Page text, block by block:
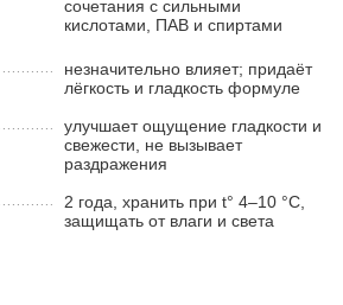
сочетания с сильными
кислотами, ПАВ и спиртами
незначительно влияет; придаёт
лёгкость и гладкость формуле
улучшает ощущение гладкости и
свежести, не вызывает
раздражения
2 года, хранить при t° 4–10 °C,
защищать от влаги и света